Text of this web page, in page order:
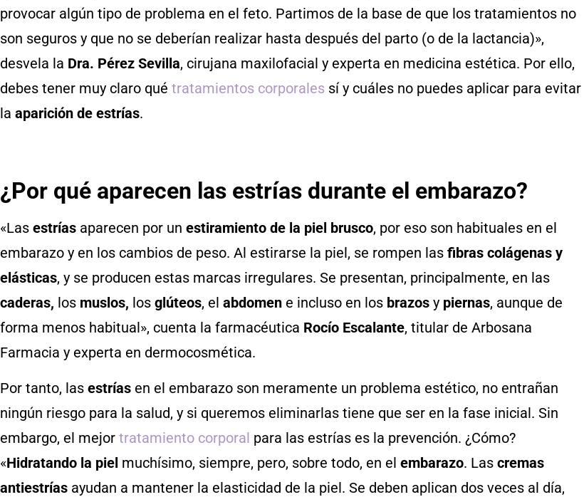
provocar algún tipo de problema en el feto. Partimos de la base de que los tratamientos no
son seguros y que no se deberían realizar hasta después del parto (o de la lactancia)»,
desvela la Dra. Pérez Sevilla, cirujana maxilofacial y experta en medicina estética. Por ello,
debes tener muy claro qué tratamientos corporales sí y cuáles no puedes aplicar para evitar
la aparición de estrías.
¿Por qué aparecen las estrías durante el embarazo?
«Las estrías aparecen por un estiramiento de la piel brusco, por eso son habituales en el
embarazo y en los cambios de peso. Al estirarse la piel, se rompen las fibras colágenas y
elásticas, y se producen estas marcas irregulares. Se presentan, principalmente, en las
caderas, los muslos, los glúteos, el abdomen e incluso en los brazos y piernas, aunque de
forma menos habitual», cuenta la farmacéutica Rocío Escalante, titular de Arbosana
Farmacia y experta en dermocosmética.
Por tanto, las estrías en el embarazo son meramente un problema estético, no entrañan
ningún riesgo para la salud, y si queremos eliminarlas tiene que ser en la fase inicial. Sin
embargo, el mejor tratamiento corporal para las estrías es la prevención. ¿Cómo?
«Hidratando la piel muchísimo, siempre, pero, sobre todo, en el embarazo. Las cremas
antiestrías ayudan a mantener la elasticidad de la piel. Se deben aplican dos veces al día,